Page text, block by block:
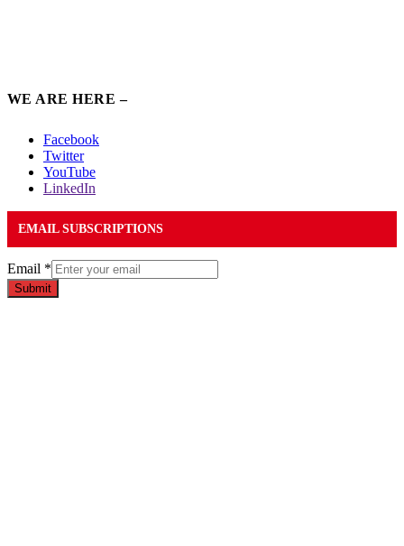
WE ARE HERE –
Facebook
Twitter
YouTube
LinkedIn
EMAIL SUBSCRIPTIONS
Email *
Submit